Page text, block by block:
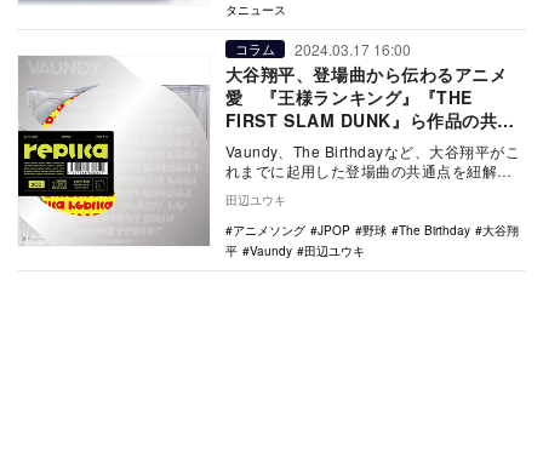
タニュース
コラム 2024.03.17 16:00
大谷翔平、登場曲から伝わるアニメ
愛 『王様ランキング』『THE
FIRST SLAM DUNK』ら作品の共通
点
Vaundy、The Birthdayなど、大谷翔平がこ
れまでに起用した登場曲の共通点を紐解
田辺ユウキ
アニメソング
JPOP 野球 The Birthday
大谷翔
平
Vaundy 田辺ユウキ